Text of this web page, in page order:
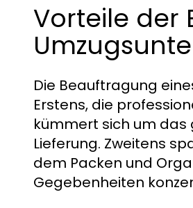
Vorteile der
Die Beauftragung
Erstens, die
kümmert sich um
Lieferung. Zweitens
dem Packen und
Gegebenheiten